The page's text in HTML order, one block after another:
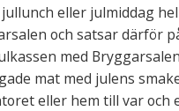
eller julmiddag
och satsar därför
med
mat med julens
eller hem till var och